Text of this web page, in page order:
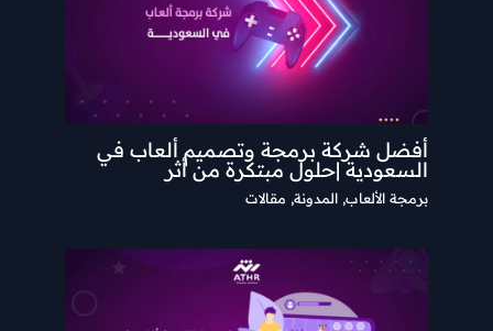
أفضل شركة برمجة وتصميم ألعاب في
السعودية |حلول مبتكرة من أثر
برمجة الألعاب, المدونة, مقالات